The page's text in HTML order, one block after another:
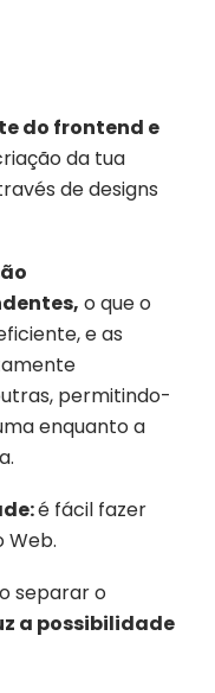
do frontend e
da tua
de designs
o que o
e as
permitindo-
enquanto a
é fácil fazer
Web.
separar o
a possibilidade